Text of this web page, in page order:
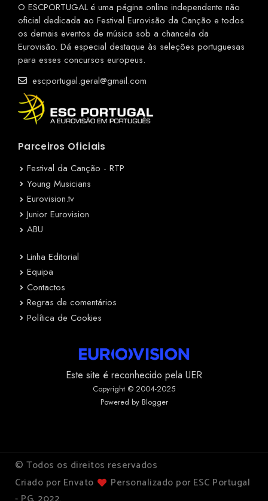
O ESCPORTUGAL é uma página online independente não
oficial dedicada ao Festival Eurovisão da Canção e todos
os demais eventos de música sob a chancela da
Eurovisão. Dá especial destaque às seleções portuguesas
para esses concursos europeus.
escportugal.geral@gmail.com
Parceiros Oficiais
Festival da Canção - RTP
Young Musicians
Eurovision.tv
Junior Eurovision
ABU
Linha Editorial
Equipa
Contactos
Regras de comentários
Política de Cookies
Este site é reconhecido pela UER
Copyright © 2004-2025
Powered by Blogger
© Todos os direitos reservados
Criado por Envato
Personalizado por ESC Portugal